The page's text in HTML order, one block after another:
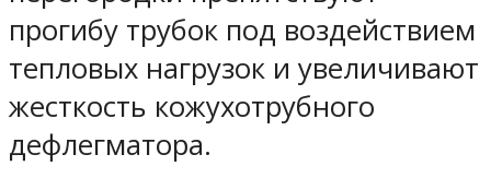
прогибу трубок под воздействием
тепловых нагрузок и увеличивают
жесткость кожухотрубного
дефлегматора.